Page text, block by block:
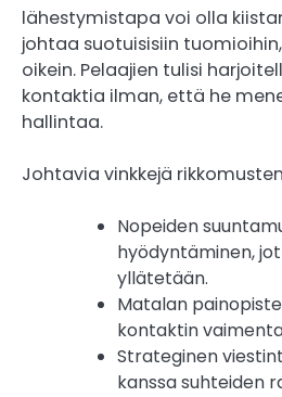
lähestymistapa voi olla
johtaa suotuisisiin
oikein. Pelaajien tulisi
kontaktia ilman, että he
hallintaa.
Johtavia vinkkejä
Nopeiden
hyödyntäminen,
yllätetään.
Matalan
kontaktin
Strateginen
kanssa suhteiden